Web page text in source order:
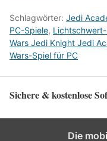
Schlagwörter: Jedi
PC-Spiele,
Wars Jedi Knight Jedi
Wars-Spiel für PC
Sichere & kostenlose
Die